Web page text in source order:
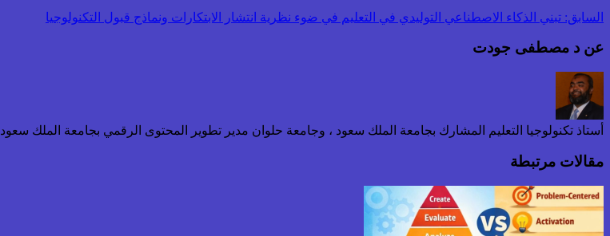
السابق: تبني الذكاء الاصطناعي التوليدي في التعليم في ضوء نظرية انتشار الابتكارات ونماذج قبول التكنولوجيا
عن د مصطفى جودت
أستاذ تكنولوجيا التعليم المشارك بجامعة الملك سعود ، وجامعة حلوان مدير تطوير المحتوى الرقمي بجامعة الملك سعود
مقالات مرتبطة